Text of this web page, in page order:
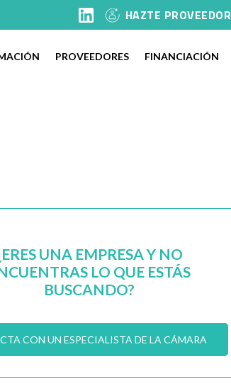
HAZTE PROVEEDOR
PROVEEDORES FINANCIACIÓN
UNA EMPRESA Y NO
LO QUE ESTÁS
BUSCANDO?
CON UN ESPECIALISTA DE LA CÁMARA